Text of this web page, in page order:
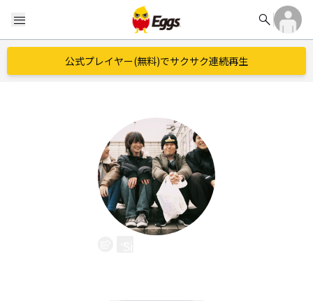
menu search
公式プレイヤー(無料)でサクサク連続再生